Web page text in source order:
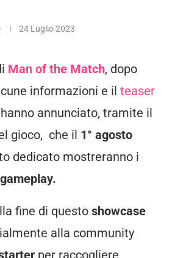
24 Luglio 2023
Man of the Match, dopo
informazioni e il teaser
annunciato, tramite il
gioco, che il 1° agosto
dedicato mostreranno i
fine di questo showcase
alla community